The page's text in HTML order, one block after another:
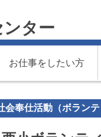
ター
お仕事をしたい方
会奉仕活動（ボラン